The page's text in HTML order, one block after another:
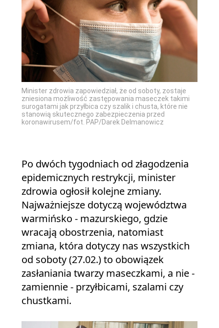
Minister zdrowia zapowiedział, że od soboty, zostaje
zniesiona możliwość zastępowania maseczek takimi
surogatami jak przyłbica czy szalik i chusta, które nie
stanowią skutecznego zabezpieczenia przed
koronawirusem/fot. PAP/Darek Delmanowicz
Po dwóch tygodniach od złagodzenia
epidemicznych restrykcji, minister
zdrowia ogłosił kolejne zmiany.
Najważniejsze dotyczą województwa
warmińsko - mazurskiego, gdzie
wracają obostrzenia, natomiast
zmiana, która dotyczy nas wszystkich
od soboty (27.02.) to obowiązek
zasłaniania twarzy maseczkami, a nie -
zamiennie - przyłbicami, szalami czy
chustkami.